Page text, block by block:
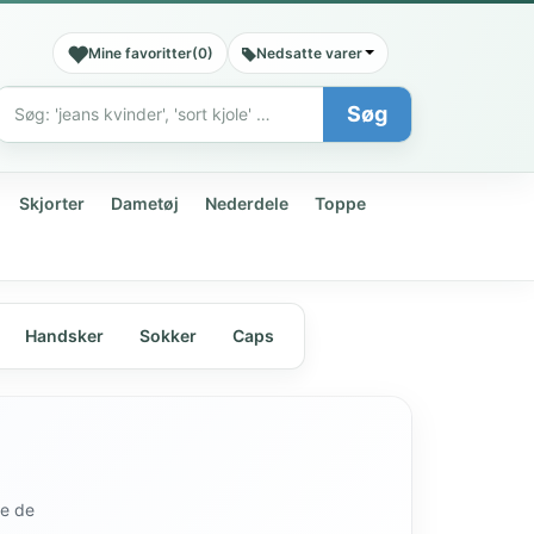
Mine favoritter(0) Nedsatte varer
Søg
Skjorter Dametøj Nederdele Toppe
Handsker Sokker Caps
de